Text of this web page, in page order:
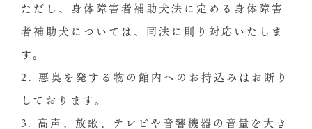
ただし、身体障害者補助犬法に定める身体障害
者補助犬については、同法に則り対応いたしま
す。
2. 悪臭を発する物の館内へのお持込みはお断り
しております。
3. 高声、放歌、テレビや音響機器の音量を大き